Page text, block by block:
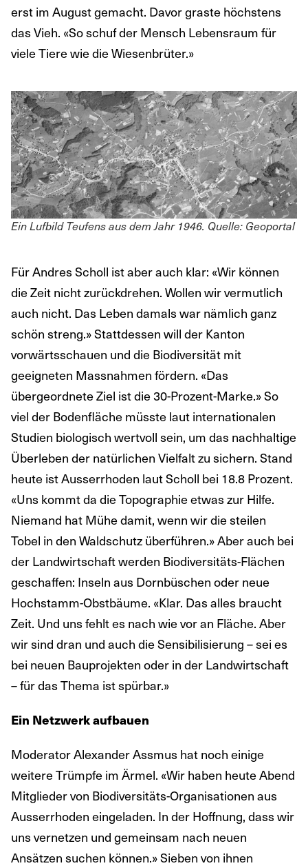
erst im August gemacht. Davor graste höchstens
das Vieh. «So schuf der Mensch Lebensraum für
viele Tiere wie die Wiesenbrüter.»
Ein Lufbild Teufens aus dem Jahr 1946. Quelle: Geoportal
Für Andres Scholl ist aber auch klar: «Wir können
die Zeit nicht zurückdrehen. Wollen wir vermutlich
auch nicht. Das Leben damals war nämlich ganz
schön streng.» Stattdessen will der Kanton
vorwärtsschauen und die Biodiversität mit
geeigneten Massnahmen fördern. «Das
übergeordnete Ziel ist die 30-Prozent-Marke.» So
viel der Bodenfläche müsste laut internationalen
Studien biologisch wertvoll sein, um das nachhaltige
Überleben der natürlichen Vielfalt zu sichern. Stand
heute ist Ausserrhoden laut Scholl bei 18.8 Prozent.
«Uns kommt da die Topographie etwas zur Hilfe.
Niemand hat Mühe damit, wenn wir die steilen
Tobel in den Waldschutz überführen.» Aber auch bei
der Landwirtschaft werden Biodiversitäts-Flächen
geschaffen: Inseln aus Dornbüschen oder neue
Hochstamm-Obstbäume. «Klar. Das alles braucht
Zeit. Und uns fehlt es nach wie vor an Fläche. Aber
wir sind dran und auch die Sensibilisierung – sei es
bei neuen Bauprojekten oder in der Landwirtschaft
– für das Thema ist spürbar.»
Ein Netzwerk aufbauen
Moderator Alexander Assmus hat noch einige
weitere Trümpfe im Ärmel. «Wir haben heute Abend
Mitglieder von Biodiversitäts-Organisationen aus
Ausserrhoden eingeladen. In der Hoffnung, dass wir
uns vernetzen und gemeinsam nach neuen
Ansätzen suchen können.» Sieben von ihnen